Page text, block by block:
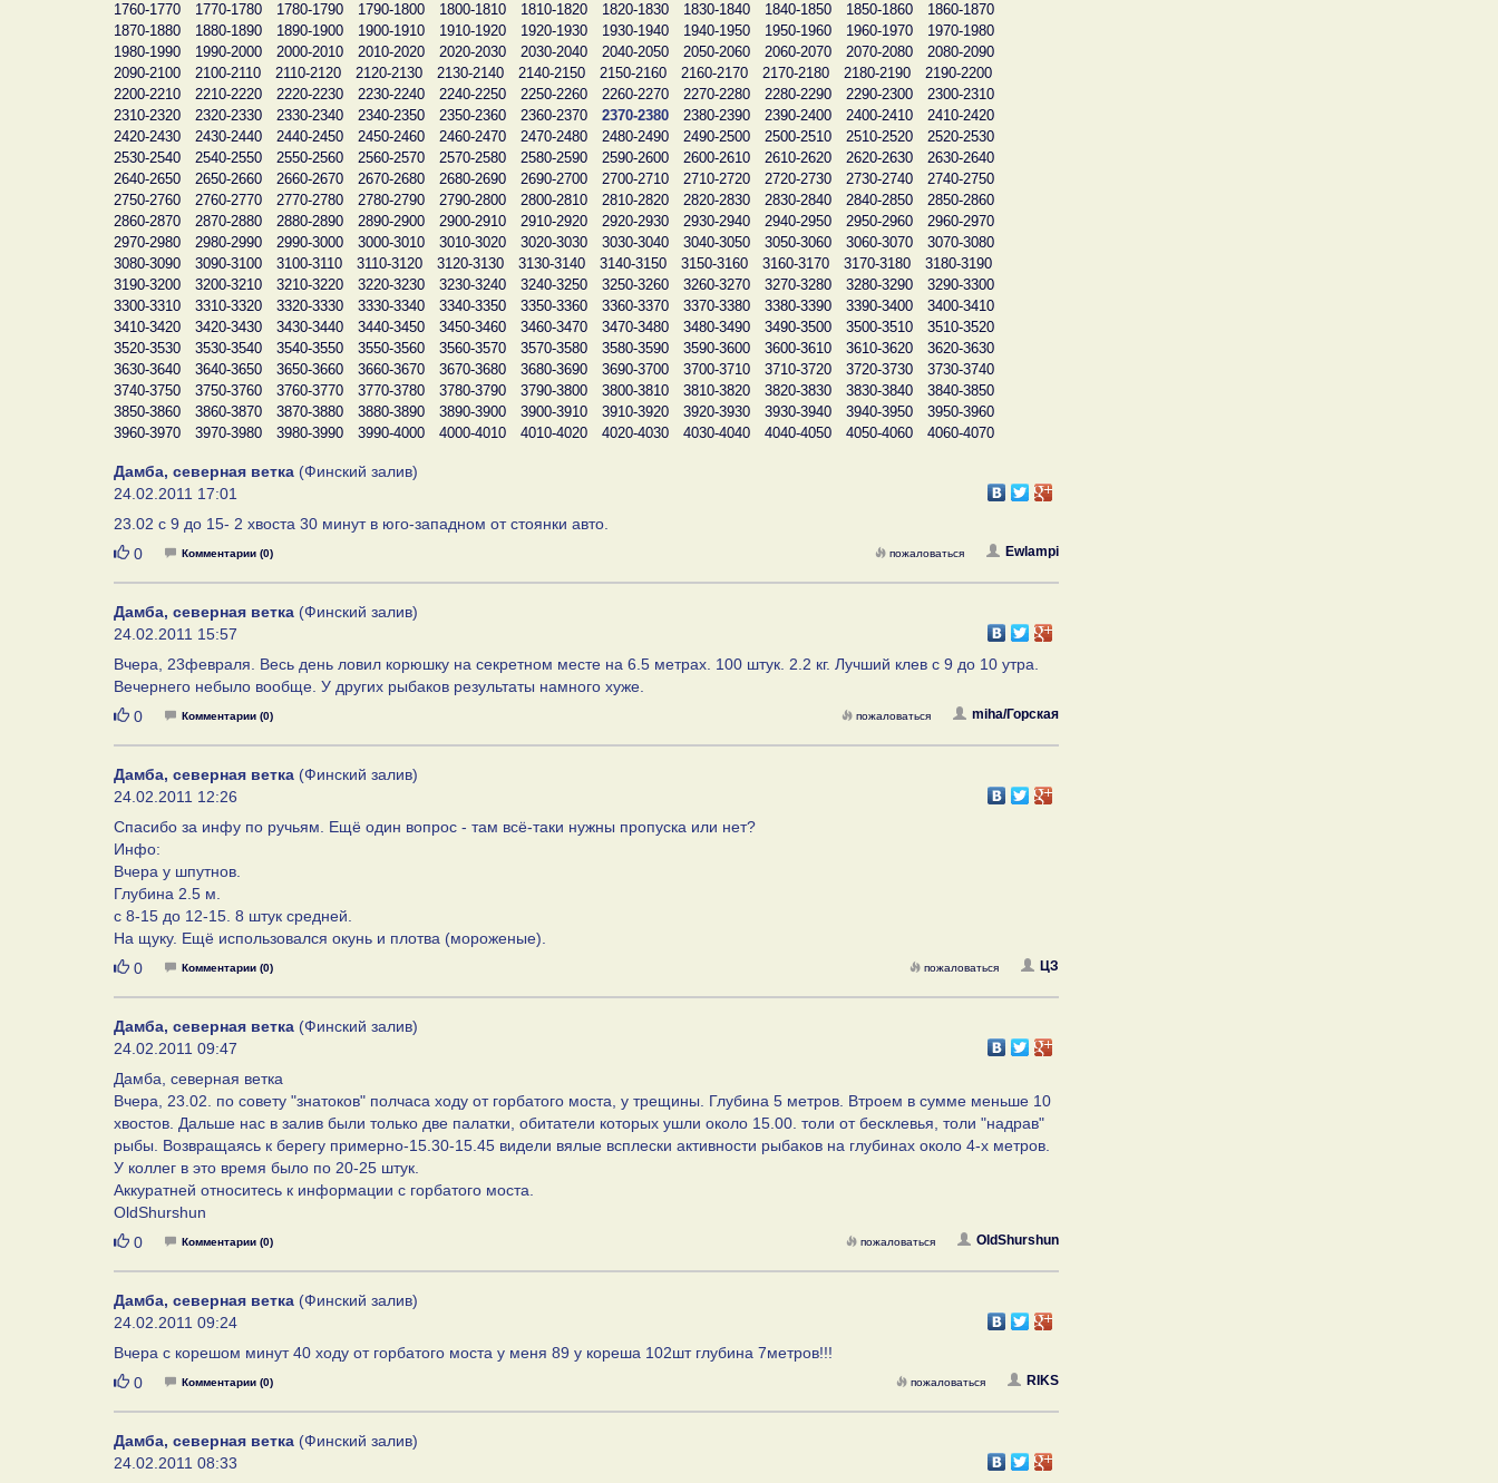
1760-1770
1770-1780 1780-1790 1790-1800 1800-1810 1810-1820 1820-1830 1830-1840 1840-1850 1850-1860
1860-1870
1870-1880
1880-1890 1890-1900 1900-1910 1910-1920 1920-1930 1930-1940 1940-1950 1950-1960 1960-1970
1970-1980
1980-1990
1990-2000 2000-2010 2010-2020 2020-2030 2030-2040 2040-2050 2050-2060 2060-2070 2070-2080
2080-2090
2090-2100
2100-2110 2110-2120 2120-2130 2130-2140 2140-2150 2150-2160 2160-2170 2170-2180 2180-2190
2190-2200
2200-2210
2210-2220 2220-2230 2230-2240 2240-2250 2250-2260 2260-2270 2270-2280 2280-2290 2290-2300
2300-2310
2310-2320
2320-2330 2330-2340 2340-2350 2350-2360 2360-2370 2370-2380 2380-2390 2390-2400 2400-2410
2410-2420
2420-2430
2430-2440 2440-2450 2450-2460 2460-2470 2470-2480 2480-2490 2490-2500 2500-2510 2510-2520
2520-2530
2530-2540
2540-2550 2550-2560 2560-2570 2570-2580 2580-2590 2590-2600 2600-2610 2610-2620 2620-2630
2630-2640
2640-2650
2650-2660 2660-2670 2670-2680 2680-2690 2690-2700 2700-2710 2710-2720 2720-2730 2730-2740
2740-2750
2750-2760
2760-2770 2770-2780 2780-2790 2790-2800 2800-2810 2810-2820 2820-2830 2830-2840 2840-2850
2850-2860
2860-2870
2870-2880 2880-2890 2890-2900 2900-2910 2910-2920 2920-2930 2930-2940 2940-2950 2950-2960
2960-2970
2970-2980
2980-2990 2990-3000 3000-3010 3010-3020 3020-3030 3030-3040 3040-3050 3050-3060 3060-3070
3070-3080
3080-3090
3090-3100 3100-3110 3110-3120 3120-3130 3130-3140 3140-3150 3150-3160 3160-3170 3170-3180
3180-3190
3190-3200
3200-3210 3210-3220 3220-3230 3230-3240 3240-3250 3250-3260 3260-3270 3270-3280 3280-3290
3290-3300
3300-3310
3310-3320 3320-3330 3330-3340 3340-3350 3350-3360 3360-3370 3370-3380 3380-3390 3390-3400
3400-3410
3410-3420
3420-3430 3430-3440 3440-3450 3450-3460 3460-3470 3470-3480 3480-3490 3490-3500 3500-3510
3510-3520
3520-3530
3530-3540 3540-3550 3550-3560 3560-3570 3570-3580 3580-3590 3590-3600 3600-3610 3610-3620
3620-3630
3630-3640
3640-3650 3650-3660 3660-3670 3670-3680 3680-3690 3690-3700 3700-3710 3710-3720 3720-3730
3730-3740
3740-3750
3750-3760 3760-3770 3770-3780 3780-3790 3790-3800 3800-3810 3810-3820 3820-3830 3830-3840
3840-3850
3850-3860
3860-3870 3870-3880 3880-3890 3890-3900 3900-3910 3910-3920 3920-3930 3930-3940 3940-3950
3950-3960
3960-3970
3970-3980 3980-3990 3990-4000 4000-4010 4010-4020 4020-4030 4030-4040 4040-4050 4050-4060 4060-4070
Дамба, северная ветка (Финский залив)
24.02.2011 17:01
23.02 с 9 до 15- 2 хвоста 30 минут в юго-западном от стоянки авто.
Нравится
0 Комментарии (0) Ewlampi
пожаловаться
Дамба, северная ветка (Финский залив)
24.02.2011 15:57
Вчера, 23февраля. Весь день ловил корюшку на секретном месте на 6.5 метрах. 100 штук. 2.2 кг. Лучший клев с 9 до 10 утра.
Вечернего небыло вообще. У других рыбаков результаты намного хуже.
Нравится
0 Комментарии (0) miha/Горская
пожаловаться
Дамба, северная ветка (Финский залив)
24.02.2011 12:26
Спасибо за инфу по ручьям. Ещё один вопрос - там всё-таки нужны пропуска или нет?
Инфо:
Вчера у шпутнов.
Глубина 2.5 м.
с 8-15 до 12-15. 8 штук средней.
На щуку. Ещё использовался окунь и плотва (мороженые).
Нравится
0 Комментарии (0) ЦЗ
пожаловаться
Дамба, северная ветка (Финский залив)
24.02.2011 09:47
Дамба, северная ветка
Вчера, 23.02. по совету "знатоков" полчаса ходу от горбатого моста, у трещины. Глубина 5 метров. Втроем в сумме меньше 10
хвостов. Дальше нас в залив были только две палатки, обитатели которых ушли около 15.00. толи от бесклевья, толи "надрав"
рыбы. Возвращаясь к берегу примерно-15.30-15.45 видели вялые всплески активности рыбаков на глубинах около 4-х метров.
У коллег в это время было по 20-25 штук.
Аккуратней относитесь к информации с горбатого моста.
OldShurshun
Нравится
0 Комментарии (0) OldShurshun
пожаловаться
Дамба, северная ветка (Финский залив)
24.02.2011 09:24
Вчера с корешом минут 40 ходу от горбатого моста у меня 89 у кореша 102шт глубина 7метров!!!
Нравится
0 Комментарии (0) RIKS
пожаловаться
Дамба, северная ветка (Финский залив)
24.02.2011 08:33